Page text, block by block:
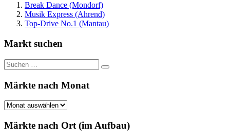
Break Dance (Mondorf)
Musik Express (Ahrend)
Top-Drive No.1 (Mantau)
Markt suchen
Suchen
nach:
Suchen
Märkte nach Monat
Märkte
Monat
Märkte nach Ort (im Aufbau)